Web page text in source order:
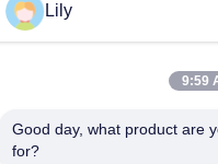
ভালো দাম
Lily
9:59
Good day, what product are
for?